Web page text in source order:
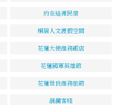
約在這裡民宿
桐居人文渡假空間
花蓮大使商務飯店
花蓮國軍英雄館
花蓮世良商務旅館
洄瀾客棧